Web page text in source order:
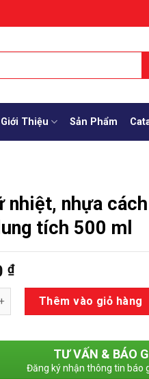
Giới Thiệu Sản Phẩm
nhiệt, nhựa
tích 500 ml
₫
Thêm vào giỏ hàng
TƯ VẤN & BÁO
Đăng ký nhận thông tin báo